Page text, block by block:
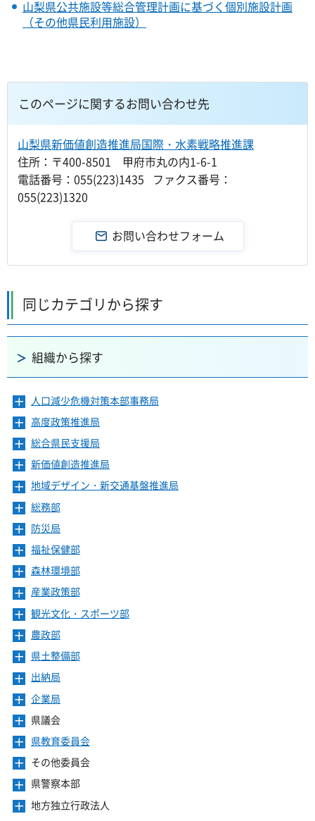
山梨県公共施設等総合管理計画に基づく個別施設計画
（その他県民利用施設）
このページに関するお問い合わせ先
山梨県新価値創造推進局国際・水素戦略推進課
住所：〒400-8501 甲府市丸の内1-6-1
電話番号：055(223)1435 ファクス番号：
055(223)1320
同じカテゴリから探す
組織から探す
メ
ニ
ュ
ー
を
開
き
ま
す
人口減少危機対策本部事務局
メ
ニ
ュ
ー
開
き
ま
す
高度政策推進局
メ
ニ
ュ
ー
を
開
き
ま
す
総合県民支援局
メ
ニ
ュ
ー
を
開
き
ま
す
新価値創造推進局
メ
ニ
ュ
ー
を
開
き
ま
す
地域デザイン・新交通基盤推進局
メ
ニ
ュ
ー
を
開
き
ま
す
総務部
メ
ニ
ュ
ー
開
き
ま
す
防災局
メ
ニ
ュ
ー
を
開
き
ま
す
福祉保健部
メ
ニ
ュ
ー
を
開
き
ま
す
森林環境部
メ
ニ
ュ
ー
を
開
き
ま
す
産業政策部
メ
ニ
ュ
ー
を
開
き
ま
す
観光文化・スポーツ部
メ
ニ
ュ
ー
を
開
き
ま
す
農政部
メ
ニ
ュ
ー
を
開
き
ま
す
県土整備部
メ
ニ
ュ
ー
を
開
き
ま
す
出納局
メ
ニ
ュ
ー
を
開
き
ま
す
企業局
メ
ニ
ュ
ー
を
開
き
ま
県議会
メ
ニ
ュ
ー
を
開
県教育委員会
メ
ニ
ュ
ー
を
その他委員会
メ
ニ
ュ
県警察本部
メ 地方独立行政法人